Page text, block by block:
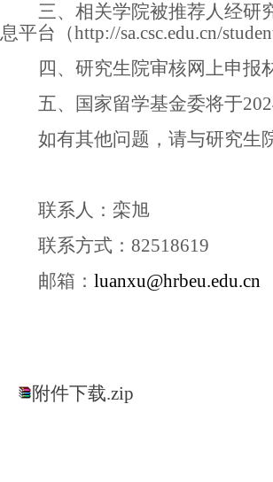
三、相关学院被推荐人经研
息平台（http://sa.csc.edu.cn/
四、研究生院审核网上申报
五、国家留学基金委将于
如有其他问题，请与研究生
联系人：栾旭
联系方式： 82518619
邮箱： luanxu@hrbeu.edu.cn
附件下载.zip